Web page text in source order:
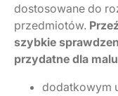
dostosowane do
przedmiotów.
szybkie
przydatne dla
dodatkowym